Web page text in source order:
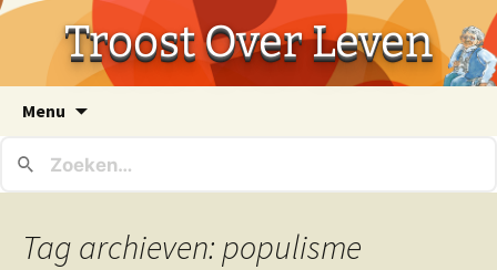
Troost Over Leven
Menu
inhoud
Tag archieven: populisme